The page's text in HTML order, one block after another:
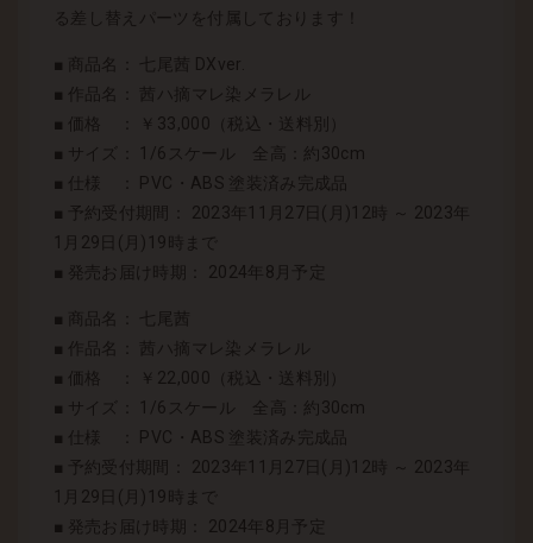
る差し替えパーツを付属しております！
■ 商品名： 七尾茜 DXver.
■ 作品名： 茜ハ摘マレ染メラレル
■ 価格 ： ￥33,000（税込・送料別）
■ サイズ： 1/6スケール 全高：約30cm
■ 仕様 ： PVC・ABS 塗装済み完成品
■ 予約受付期間： 2023年11月27日(月)12時 ～ 2023年
1月29日(月)19時まで
■ 発売お届け時期： 2024年8月予定
■ 商品名： 七尾茜
■ 作品名： 茜ハ摘マレ染メラレル
■ 価格 ： ￥22,000（税込・送料別）
■ サイズ： 1/6スケール 全高：約30cm
■ 仕様 ： PVC・ABS 塗装済み完成品
■ 予約受付期間： 2023年11月27日(月)12時 ～ 2023年
1月29日(月)19時まで
■ 発売お届け時期： 2024年8月予定